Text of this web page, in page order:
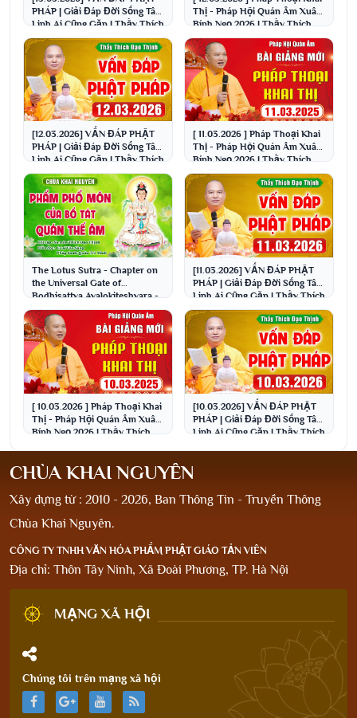
PHÁP | Giải Đáp Đời Sống Tâm
Linh Ai Cũng Gặp | Thầy Thích
Đạo Thịnh
Thị - Pháp Hội Quán Âm Xuân
Bính Ngọ 2026 | Thầy Thích
Đạo Thịnh
[12.03.2026] VẤN ĐÁP PHẬT
PHÁP | Giải Đáp Đời Sống Tâm
Linh Ai Cũng Gặp | Thầy Thích
Đạo Thịnh
[ 11.03.2026 ] Pháp Thoại Khai
Thị - Pháp Hội Quán Âm Xuân
Bính Ngọ 2026 | Thầy Thích
Đạo Thịnh
The Lotus Sutra - Chapter on
the Universal Gate of
Bodhisattva Avalokiteshvara -
Compiled by: Mon...
[11.03.2026] VẤN ĐÁP PHẬT
PHÁP | Giải Đáp Đời Sống Tâm
Linh Ai Cũng Gặp | Thầy Thích
Đạo Thịnh
[ 10.03.2026 ] Pháp Thoại Khai
Thị - Pháp Hội Quán Âm Xuân
Bính Ngọ 2026 | Thầy Thích
[10.03.2026] VẤN ĐÁP PHẬT
PHÁP | Giải Đáp Đời Sống Tâm
Linh Ai Cũng Gặp | Thầy Thích
CHÙA KHAI NGUYÊN
Xây dựng từ : 2010 - 2026, Ban Thông Tin - Truyền Thông
Chùa Khai Nguyên.
CÔNG TY TNHH VĂN HÓA PHẨM PHẬT GIÁO TẢN VIÊN
Địa chỉ: Thôn Tây Ninh, Xã Đoài Phương, TP. Hà Nội
MẠNG XÃ HỘI
Chúng tôi trên mạng xã hội